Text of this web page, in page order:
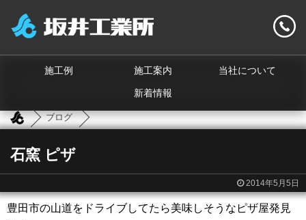
施工例 施工案内 当社について
新着情報
ブログ
石窯 ピザ
2014年5月5日
豊田市の山道をドライブしてたら美味しそうなピザ屋発見